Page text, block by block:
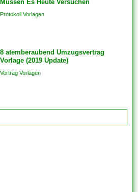
Müssen Es Heute Versuchen
Protokoll Vorlagen
8 atemberaubend Umzugsvertrag
Vorlage (2019 Update)
Vertrag Vorlagen